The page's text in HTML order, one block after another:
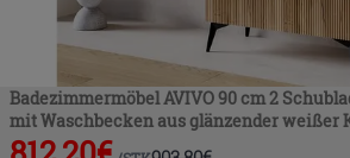
Badezimmermöbel AVIVO 90 cm 2
mit Waschbecken aus glänzender weißer